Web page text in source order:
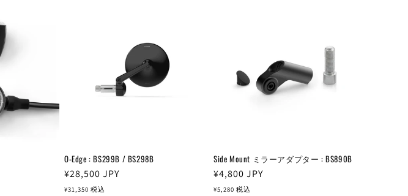
O-Edge : BS299B / BS298B
通
常
¥28,500 JPY
¥31,350 税込
Side Mount ミラーアダプター : BS890B
通
常
¥4,800 JPY
¥5,280 税込